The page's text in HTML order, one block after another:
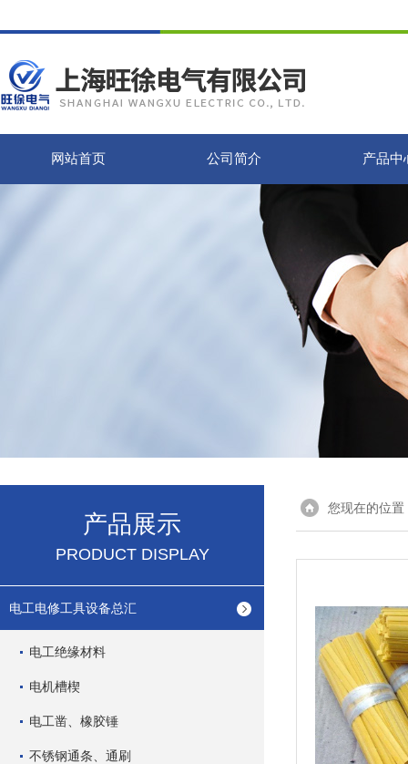
网站首页 公司简介 产品中
产品展示
PRODUCT DISPLAY
电工电修工具设备总汇
电工绝缘材料
电机槽楔
电工凿、橡胶锤
不锈钢通条、通刷
您现在的位置